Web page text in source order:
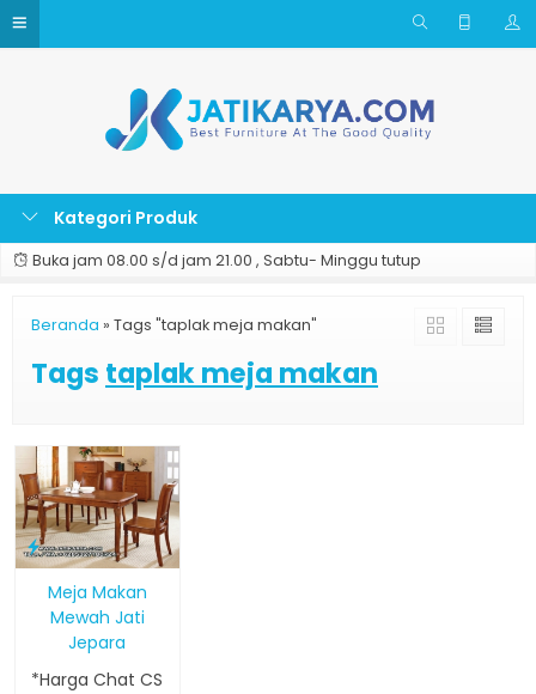
Kategori Produk
Buka jam 08.00 s/d jam 21.00 , Sabtu- Minggu tutup
Beranda » Tags "taplak meja makan"
Tags taplak meja makan
Meja Makan
Mewah Jati
Jepara
*Harga Chat CS